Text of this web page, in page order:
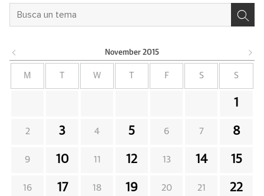
November 2015
M W F S S
1
2 3 4 5 6 7 8
9 10 11 12 13 14 15
16 17 18 19 20 21 22